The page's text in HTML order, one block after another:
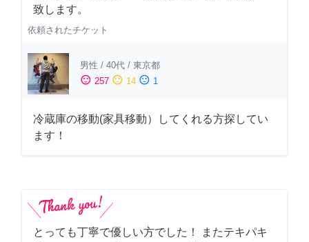
致します。
依頼されたチケット
男性 / 40代 / 東京都
sentiment_satisfied 257 sentiment_neutral 14 sentiment_dissatisfied 1
冷蔵庫の移動(家具移動）してくれる方探してい
ます！
とっても丁寧で優しい方でした！ またテキパキ